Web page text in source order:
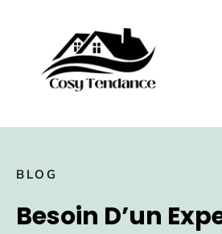
BLOG
Besoin D’un